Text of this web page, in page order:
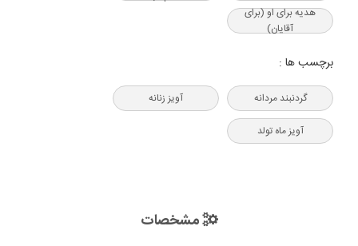
هدیه‌ برای او (برای
آقایان)
برچسب ها :
گردنبند مردانه آویز زنانه
آویز ماه تولد
مشخصات